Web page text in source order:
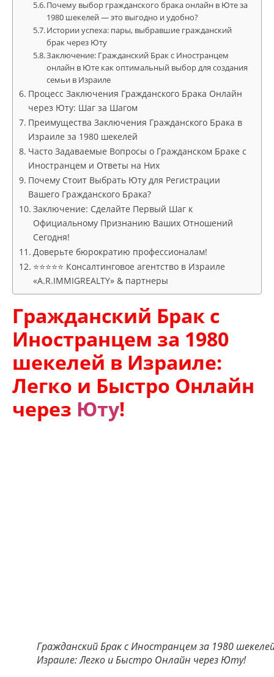
Почему выбор гражданского брака онлайн в Юте за
1980 шекелей — это выгодно и удобно?
Истории успеха: пары, выбравшие гражданский
брак через Юту
Заключение: Гражданский Брак с Иностранцем
онлайн в Юте как оптимальный выбор для создания
семьи в Израиле
Процесс Заключения Гражданского Брака Онлайн
через Юту: Шаг за Шагом
Преимущества Заключения Гражданского Брака в
Израиле за 1980 шекелей
Часто Задаваемые Вопросы о Гражданском Браке с
Иностранцем и Ответы на Них
Почему Стоит Выбрать Юту для Регистрации
Вашего Гражданского Брака?
Заключение: Сделайте Первый Шаг к
Официальному Признанию Ваших Отношений
Сегодня!
Доверьте бюрократию профессионалам!
⭐⭐⭐⭐⭐ Консалтинговое агентство в Израиле
«A.R.IMMIGREALTY» & партнеры
Гражданский Брак с
Иностранцем за 1980
шекелей в Израиле:
Легко и Быстро Онлайн
через Юту!
Гражданский Брак с Иностранцем за 1980
Израиле: Легко и Быстро Онлайн через Юту!